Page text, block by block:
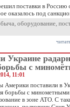
поставки в Россию
оказалось под
, оборудование,
Украине
с
11:01
поставили в
борьбы с
в зоне АТО. С